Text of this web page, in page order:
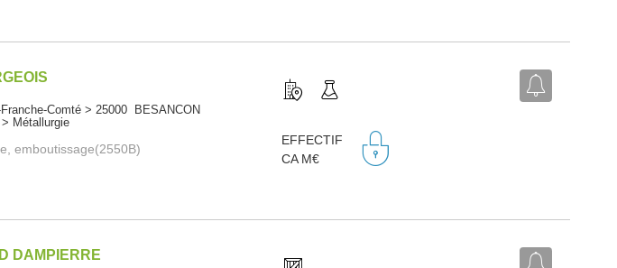
Franche-Comté > 25000 BESANCON
Métallurgie
emboutissage(2550B)
EFFECTIF
CA M€
DAMPIERRE